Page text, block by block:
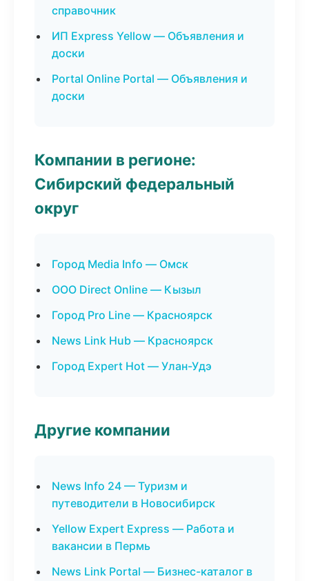
справочник
ИП Express Yellow — Объявления и
доски
Portal Online Portal — Объявления и
доски
Компании в регионе:
Сибирский федеральный
округ
Город Media Info — Омск
ООО Direct Online — Кызыл
Город Pro Line — Красноярск
News Link Hub — Красноярск
Город Expert Hot — Улан-Удэ
Другие компании
News Info 24 — Туризм и
путеводители в Новосибирск
Yellow Expert Express — Работа и
вакансии в Пермь
News Link Portal — Бизнес-каталог в